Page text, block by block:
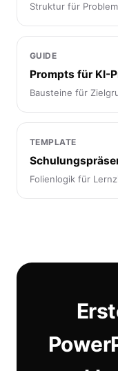
Struktur für
GUIDE
Prompts für KI-
Bausteine für
TEMPLATE
Folienlogik für